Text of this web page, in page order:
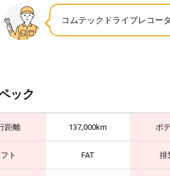
コムテックドライブレコー
ック
距離 137,000km ボ
ト FAT 排